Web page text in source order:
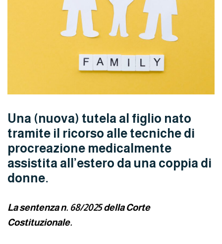
Una (nuova) tutela al figlio nato
tramite il ricorso alle tecniche di
procreazione medicalmente
assistita all’estero da una coppia di
donne.
La sentenza n. 68/2025 della Corte
Costituzionale.